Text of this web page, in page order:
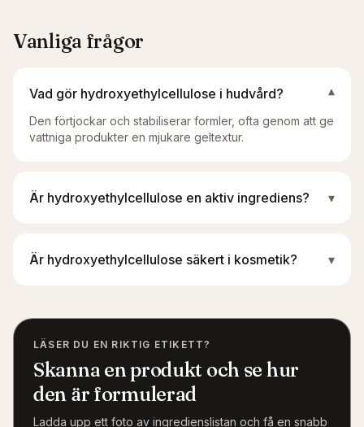
Vanliga frågor
Vad gör hydroxyethylcellulose i hudvård? ▾
Den förtjockar och stabiliserar formler, ofta genom att ge
vattniga produkter en mjukare geltextur.
Är hydroxyethylcellulose en aktiv ingrediens? ▾
Är hydroxyethylcellulose säkert i kosmetik? ▾
LÄSER DU EN RIKTIG ETIKETT?
Skanna en produkt och se hur
den är formulerad
Ladda upp ett foto av ingredienslistan och få en snabb